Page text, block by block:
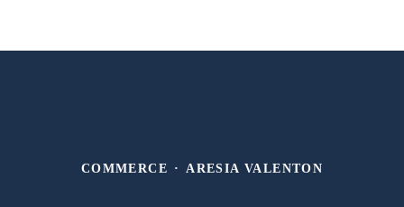
COMMERCE · ARESIA VALENTON